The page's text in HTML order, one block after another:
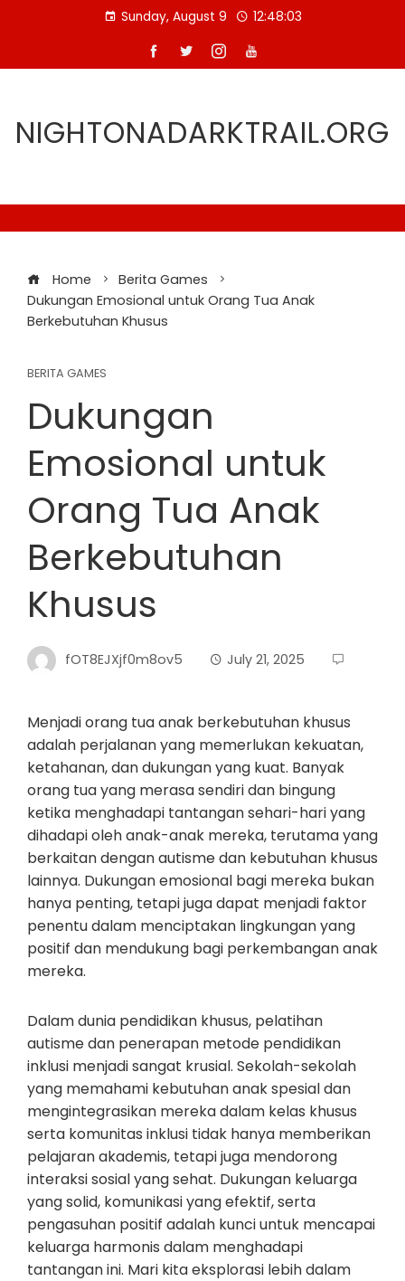
Sunday, August 9 12:48:03
NIGHTONADARKTRAIL.ORG
Home
Berita Games
Dukungan Emosional untuk Orang Tua Anak
Berkebutuhan Khusus
BERITA GAMES
Dukungan
Emosional untuk
Orang Tua Anak
Berkebutuhan
Khusus
fOT8EJXjf0m8ov5 July 21, 2025
Menjadi orang tua anak berkebutuhan khusus
adalah perjalanan yang memerlukan kekuatan,
ketahanan, dan dukungan yang kuat. Banyak
orang tua yang merasa sendiri dan bingung
ketika menghadapi tantangan sehari-hari yang
dihadapi oleh anak-anak mereka, terutama yang
berkaitan dengan autisme dan kebutuhan khusus
lainnya. Dukungan emosional bagi mereka bukan
hanya penting, tetapi juga dapat menjadi faktor
penentu dalam menciptakan lingkungan yang
positif dan mendukung bagi perkembangan anak
mereka.
Dalam dunia pendidikan khusus, pelatihan
autisme dan penerapan metode pendidikan
inklusi menjadi sangat krusial. Sekolah-sekolah
yang memahami kebutuhan anak spesial dan
mengintegrasikan mereka dalam kelas khusus
serta komunitas inklusi tidak hanya memberikan
pelajaran akademis, tetapi juga mendorong
interaksi sosial yang sehat. Dukungan keluarga
yang solid, komunikasi yang efektif, serta
pengasuhan positif adalah kunci untuk mencapai
keluarga harmonis dalam menghadapi
tantangan ini. Mari kita eksplorasi lebih dalam